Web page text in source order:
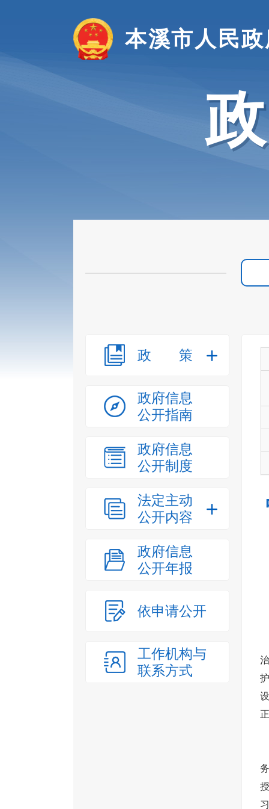
本溪市人民
政策
政府信息
公开指南
政府信息
公开制度
法定主动
公开内容
政府信息
公开年报
依申请公开
工作机构与
联系方式